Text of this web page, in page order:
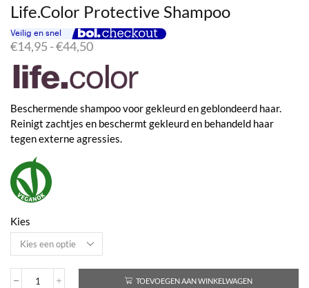
Life.Color Protective Shampoo
€14,95 -€44,50Prijsklasse:
tot
€44,50
Beschermende shampoo voor gekleurd en geblondeerd haar.
Reinigt zachtjes en beschermt gekleurd en behandeld haar
tegen externe agressies.
Kies
TOEVOEGEN AAN WINKELWAGEN